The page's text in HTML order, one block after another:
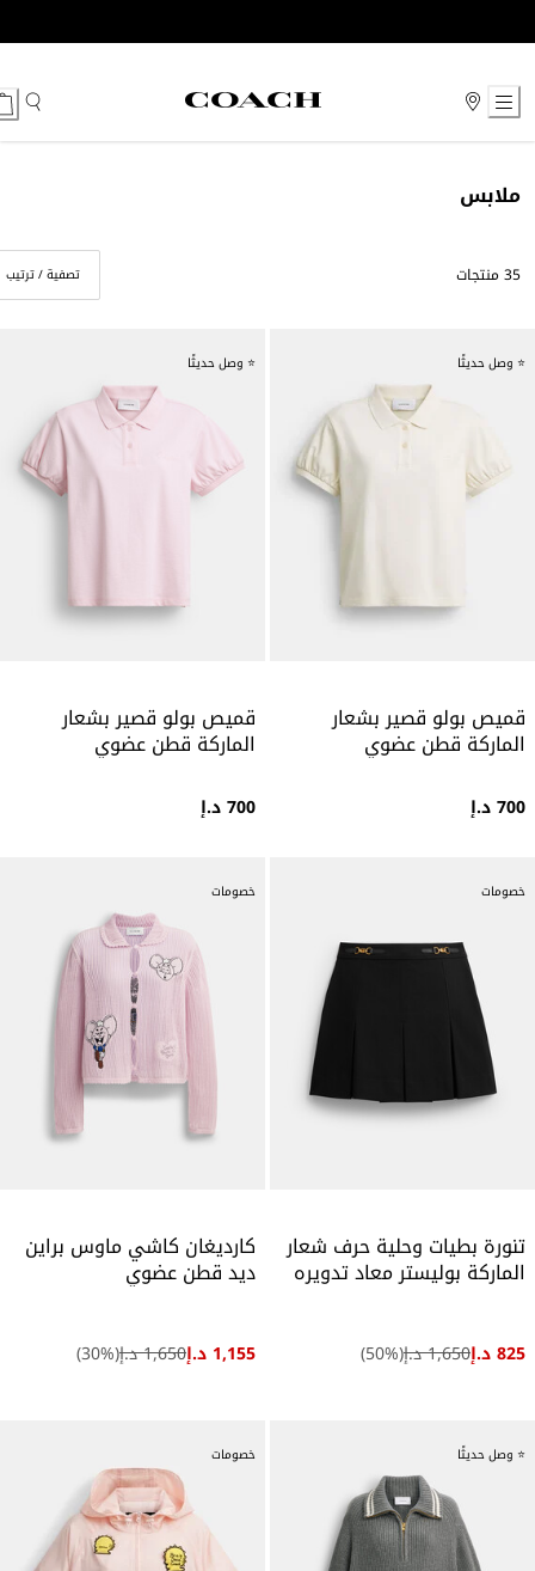
to
ملابس
35 منتجات تصفية / ترتيب
⭐ وصل حديثًا
قميص بولو قصير بشعار
الماركة قطن عضوي
700 د.إ
⭐ وصل حديثًا
قميص بولو قصير بشعار
الماركة قطن عضوي
700 د.إ
خصومات
تنورة بطيات وحلية حرف شعار
الماركة بوليستر معاد تدويره
825 د.إ 1,650 د.إ (
50%)
خصومات
كارديغان كاشي ماوس براين
ديد قطن عضوي
1,155 د.إ 1,650 د.إ (
30%)
⭐ وصل حديثًا خصومات